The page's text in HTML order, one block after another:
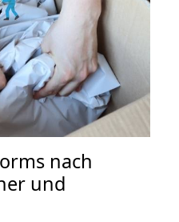
nach
und